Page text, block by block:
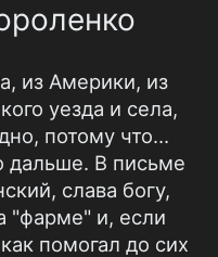
из Америки, из
уезда и села,
потому что…
дальше. В письме
слава богу,
"фарме" и, если
помогал до сих